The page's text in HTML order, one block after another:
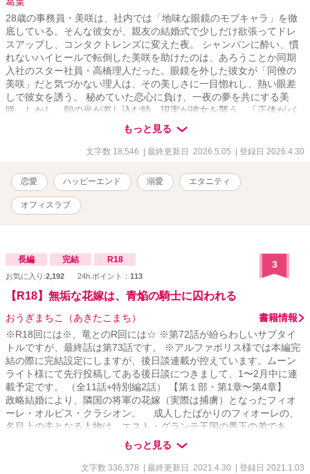
イト先の同僚。同僚っていうよりいいお友達。 ジェイミー・・・バ
イト先の同僚。息子・ティモシーとリンっていうケータリング業を
しているパートナーがいる。 ケビン・・・バイト先の同僚。アメリ
カ人。 愛ちゃん・・・私が翻訳コースに通っていた時に知り合った
日本人の女の子。スティーブンと交際している。 美咲ちゃん・・・
ヨガのレッスンで知り合った日本人のお友達。旅行会社に勤務して
翻訳コース合格を目指している。 久美さん・・・ライルの会社の翻
訳パーティーで知り合った人。
28歳の事務員・美咲は、社内では「地味な眼鏡のモブキャラ」を徹
底している。そんな彼女が、親友の結婚式で少しだけ欲張ってドレ
スアップし、コンタクトレンズに変えた夜。 シャンパンに酔い、慣
れないハイヒールで転倒した美咲を助けたのは、あろうことか同期
入社のスター社員・高橋理人だった。眼鏡を外した彼女が「同僚の
美咲」だと気づかない理人は、その美しさに一目惚れし、熱い眼差
しで彼女を誘う。 秘めていた恋心に負け、一夜の夢を共にする美
咲。しかし、朝の光が差し込む時、現実が彼女を襲う。「正体がバ
レて幻滅されるのが怖い」――。彼女は理人が眠る傍らに数枚の万
札と「忘れてください」というメモを残し、再び地味な眼鏡をかけ
て逃げ出すようにホテルを後にする。 しかし彼女は知らなかった。
**「……逃がさないよ、美咲」** 月曜日のオフィスから始まる、甘く
危険な追走劇。 ※最終話まで予約投稿済みです。
もっと見る
文字数 18,546 | 最終更新日 2026.5.05 | 登録日 2026.4.30
恋愛 ハッピーエンド 溺愛 エタニティ
オフィスラブ
長編 完結 R18
お気に入り:2,192 24h.ポイント： 113
3
【R18】無垢な花嫁は、青焔の騎士に囚われる
おうぎまちこ（あきたこまち）
書籍情報
※R18回には※、竜とのR回には☆ ※第72話が紛らわしいサブタイ
トルですが、最終話は第73話です。 ※アルファポリス様では本編完
結の際に完結設定にしますが、後日談連載が控えています。ムーン
ライト様にて先行投稿してある後日談につきまして、1〜2月中に連
載予定です。 （全11話+特別編2話） 【第１部・第1章〜第4章】
政略結婚により、隣国の将軍の花嫁（実際は捕虜）となったフィオ
ーレ・オルビス・クラシオン。 成人したばかりのフィオーレの、
名目上の夫となる人物は、エスト・グランテ王国の愚王の弟であ
り、数多の騎士を率いる将軍デュランダル・エスト・グランテ。
彼は大陸最強と呼ばれる剣の腕前の持ち主で、自分以上に強い男が
おらず何に対しても醒めていた。さらに、天上天下唯我独尊とばか
もっと見る
文字数 336,378 | 最終更新日 2021.4.30 | 登録日 2021.1.03